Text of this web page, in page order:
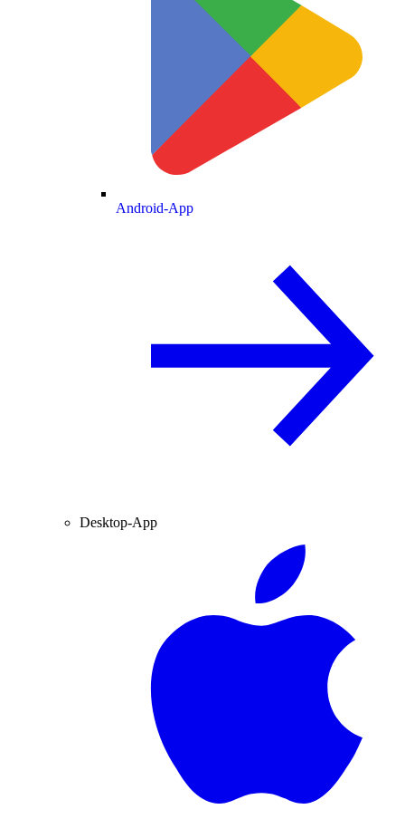
Android-App
Desktop-App